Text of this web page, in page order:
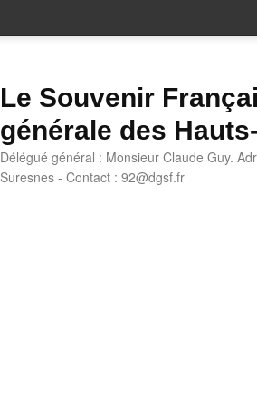
Le Souvenir
générale des
Délégué général : Monsieur Claude Guy.
Suresnes - Contact : 92@dgsf.fr